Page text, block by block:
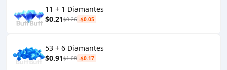
11 + 1 Diamantes
$0.21$0.26 -$0.05
53 + 6 Diamantes
$0.91$1.08 -$0.17